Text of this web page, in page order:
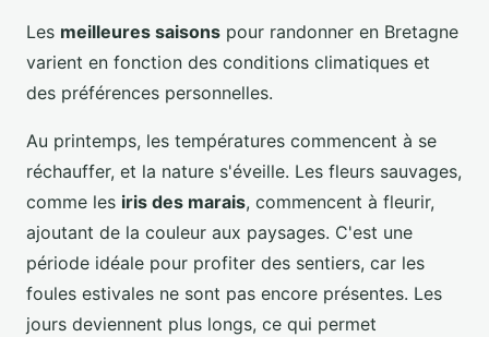
Les meilleures saisons pour randonner en Bretagne
varient en fonction des conditions climatiques et
des préférences personnelles.
Au printemps, les températures commencent à se
réchauffer, et la nature s'éveille. Les fleurs sauvages,
comme les iris des marais, commencent à fleurir,
ajoutant de la couleur aux paysages. C'est une
période idéale pour profiter des sentiers, car les
foules estivales ne sont pas encore présentes. Les
jours deviennent plus longs, ce qui permet